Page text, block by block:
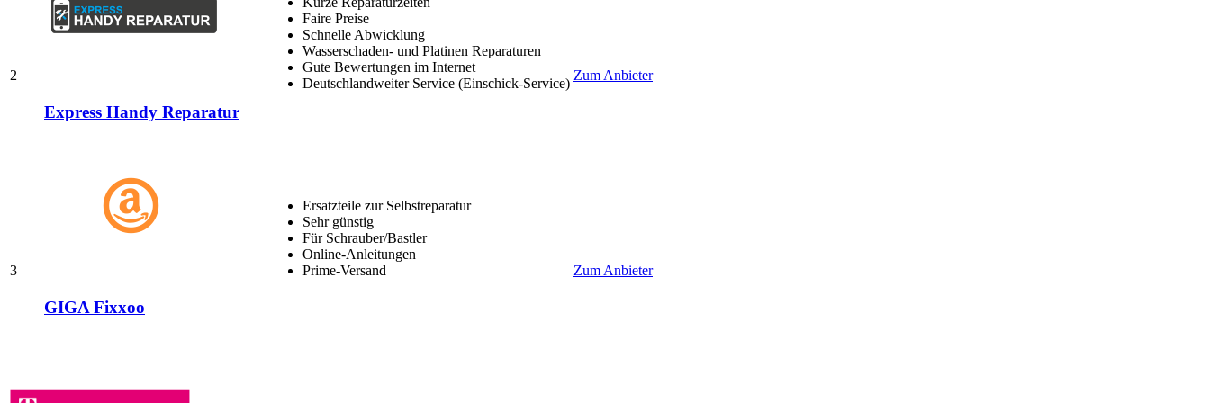
2
Express Handy Reparatur
Faire Preise
Schnelle Abwicklung
Wasserschaden- und Platinen Reparaturen
Gute Bewertungen im Internet
Deutschlandweiter Service (Einschick-Service)
Zum Anbieter
3
GIGA Fixxoo
Ersatzteile zur Selbstreparatur
Sehr günstig
Für Schrauber/Bastler
Online-Anleitungen
Prime-Versand
Zum Anbieter